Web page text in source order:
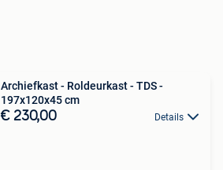
Archiefkast - Roldeurkast - TDS -
197x120x45 cm
€ 230,00 Details